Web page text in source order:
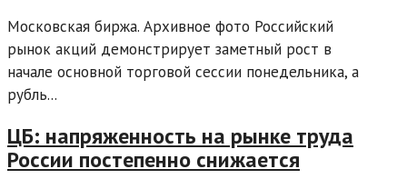
Московская биржа. Архивное фото Российский
рынок акций демонстрирует заметный рост в
начале основной торговой сессии понедельника, а
рубль...
ЦБ: напряженность на рынке труда
России постепенно снижается